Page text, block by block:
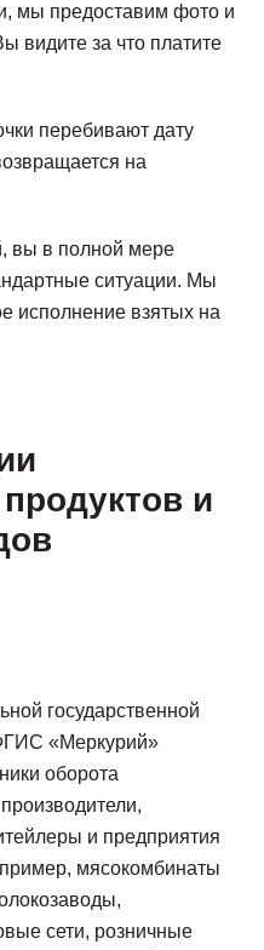
мы предоставим фото и
видите за что платите
перебивают дату
на
вы в полной мере
ситуации. Мы
исполнение взятых на
и
государственной
«Меркурий»
оборота
и предприятия
мясокомбинаты
сети, розничные